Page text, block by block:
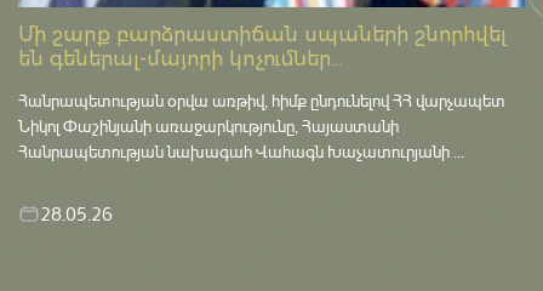
Մի շարք բարձրաստիճան սպաների շնորհվել
են գեներալ-մայորի կոչումներ...
Հանրապետության օրվա առթիվ, հիմք ընդունելով ՀՀ վարչապետ
Նիկոլ Փաշինյանի առաջարկությունը, Հայաստանի
Հանրապետության նախագահ Վահագն Խաչատուրյանի ...
28.05.26